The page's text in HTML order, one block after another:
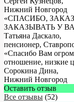
Нижний Новгород
«СПАСИБО,
ЗАКАЗЫВАТЬ У
Татьяна Даскало,
пенсионер,
«Спасибо Вам
отношение, низкие
Сорокина Дина,
Нижний Новгород
Оставить отзыв
Все отзывы (52)